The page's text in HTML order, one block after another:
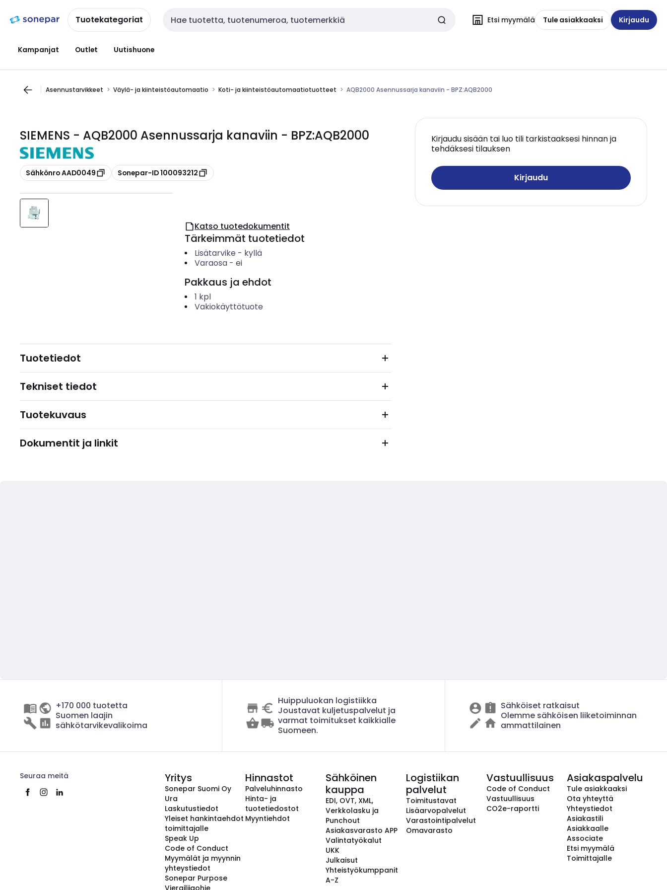
navigointiinsisältöönTuotekategoriat Haku Etsi myymälä Tule asiakkaaksi Kirjaudu
Kampanjat Outlet Uutishuone
Asennustarvikkeet Väylä- ja kiinteistöautomaatio Koti- ja kiinteistöautomaatiotuotteet AQB2000 Asennussarja kanaviin - BPZ:AQB2000
SIEMENS - AQB2000 Asennussarja kanaviin - BPZ:AQB2000
Kopioi
Sähkönro AAD0049 Kopioi
Sonepar-ID 100093212
Kirjaudu sisään tai luo tili tarkistaaksesi hinnan ja
tehdäksesi tilauksen
Kirjaudu
Katso tuotedokumentit
Tärkeimmät tuotetiedot
Lisätarvike - kyllä
Varaosa- ei
Pakkaus ja ehdot
1 kpl
Vakiokäyttötuote
Tuotetiedot
Tekniset tiedot
Tuotekuvaus
Dokumentit ja linkit
+170 000 tuotetta
Suomen laajin
sähkötarvikevalikoima
Huippuluokan logistiikka
Joustavat kuljetuspalvelut ja
varmat toimitukset kaikkialle
Suomeen.
Sähköiset ratkaisut
Olemme sähköisen liiketoiminnan
ammattilainen
Seuraa meitä Yritys
Sonepar Suomi Oy
Ura
Laskutustiedot
Yleiset hankintaehdot
toimittajalle
Speak Up
Code of Conduct
Myymälät ja myynnin
yhteystiedot
Sonepar Purpose
Vierailijaohje
Hinnastot
Palveluhinnasto
Hinta- ja
tuotetiedostot
Myyntiehdot
Sähköinen
kauppa
EDI, OVT, XML,
Verkkolasku ja
Punchout
Asiakasvarasto APP
Valintatyökalut
UKK
Julkaisut
Yhteistyökumppanit
A-Z
Logistiikan
palvelut
Toimitustavat
Lisäarvopalvelut
Varastointipalvelut
Omavarasto
Vastuullisuus
Code of Conduct
Vastuullisuus
CO2e-raportti
Asiakaspalvelu
Tule asiakkaaksi
Ota yhteyttä
Yhteystiedot
Asiakastili
Asiakkaalle
Associate
Etsi myymälä
Toimittajalle